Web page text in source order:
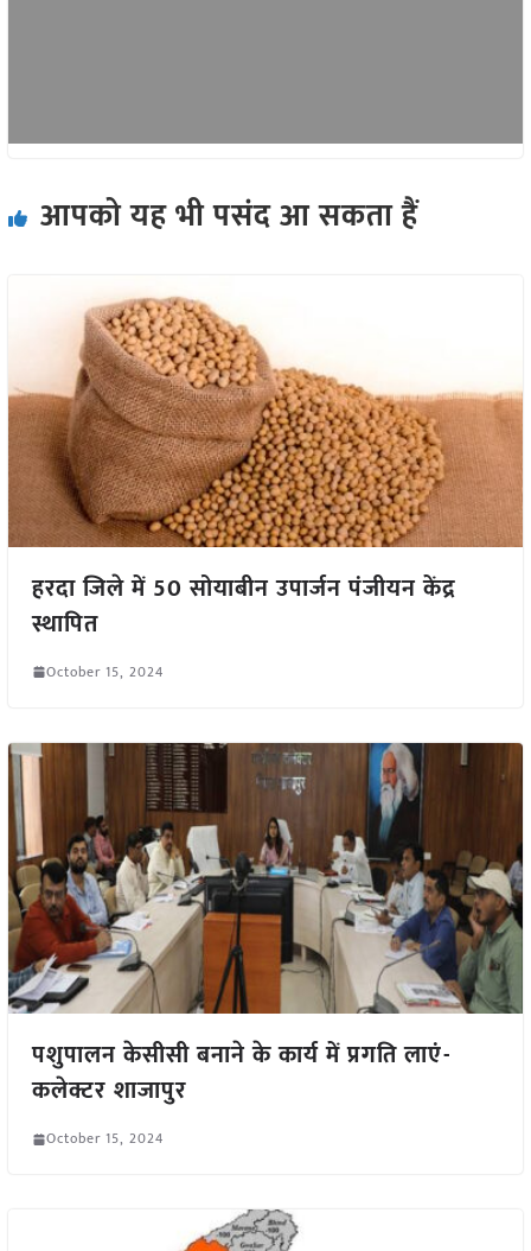
आपको यह भी पसंद आ सकता हैं
हरदा जिले में 50 सोयाबीन उपार्जन पंजीयन केंद्र
स्थापित
October 15, 2024
पशुपालन केसीसी बनाने के कार्य में प्रगति लाएं-
कलेक्टर शाजापुर
October 15, 2024